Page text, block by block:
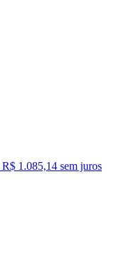
R$ 1.085,14 sem juros